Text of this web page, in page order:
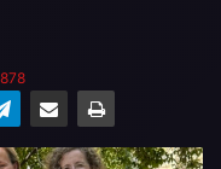
878
TelegramCompartir por email Imprimir